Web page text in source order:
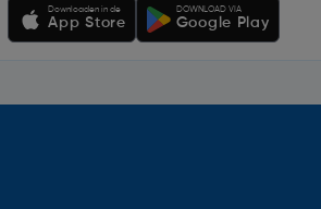
Downloaden in de
App Store
DOWNLOAD VIA
Google Play